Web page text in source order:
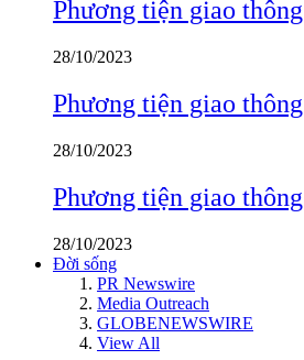
Phương tiện giao thông
28/10/2023
Phương tiện giao thông
28/10/2023
Phương tiện giao thông
28/10/2023
Đời sống
PR Newswire
Media Outreach
GLOBENEWSWIRE
View All